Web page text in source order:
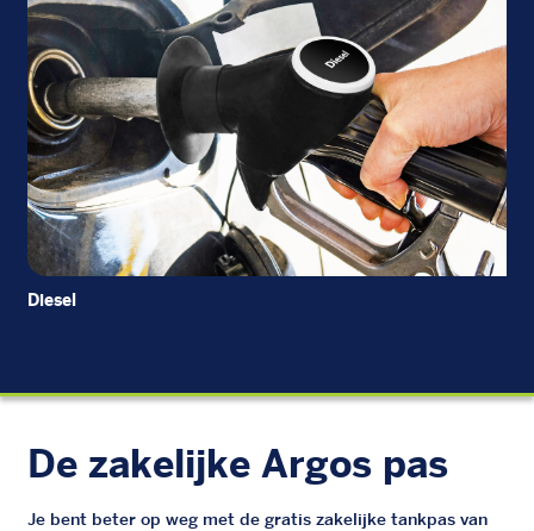
Diesel
De zakelijke Argos pas
Je bent beter op weg met de gratis zakelijke tankpas van